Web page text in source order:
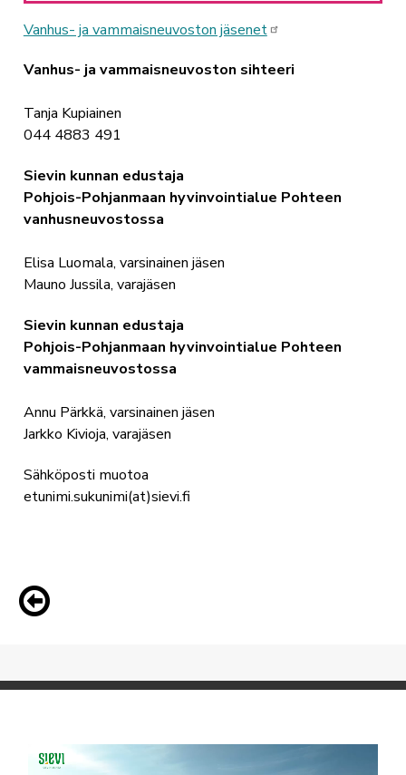
Vanhus- ja vammaisneuvoston jäsenet
Vanhus- ja vammaisneuvoston sihteeri
Tanja Kupiainen
044 4883 491
Sievin kunnan edustaja
Pohjois-Pohjanmaan hyvinvointialue Pohteen
vanhusneuvostossa
Elisa Luomala, varsinainen jäsen
Mauno Jussila, varajäsen
Sievin kunnan edustaja
Pohjois-Pohjanmaan hyvinvointialue Pohteen
vammaisneuvostossa
Annu Pärkkä, varsinainen jäsen
Jarkko Kivioja, varajäsen
Sähköposti muotoa
etunimi.sukunimi(at)sievi.fi